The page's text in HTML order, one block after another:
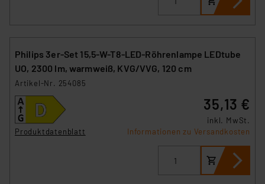
Philips 3er-Set 15,5-W-T8-LED-Röhrenlampe LEDtube
UO, 2300 lm, warmweiß, KVG/VVG, 120 cm
Artikel-Nr. 254085
Produktdatenblatt
35,13 €
inkl. MwSt.
Informationen zu Versandkosten